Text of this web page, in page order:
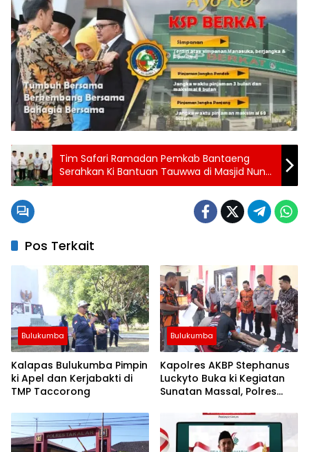
Tim Safari Ramadan Pemkab Bantaeng
Serahkan Ki Bantuan Tauwwa di Masjid Nun
Sungai Bialo
Pos Terkait
Bulukumba
Kalapas Bulukumba Pimpin
ki Apel dan Kerjabakti di
TMP Taccorong
Bulukumba
Kapolres AKBP Stephanus
Luckyto Buka ki Kegiatan
Sunatan Massal, Polres
dengan Pemuda Pancasila